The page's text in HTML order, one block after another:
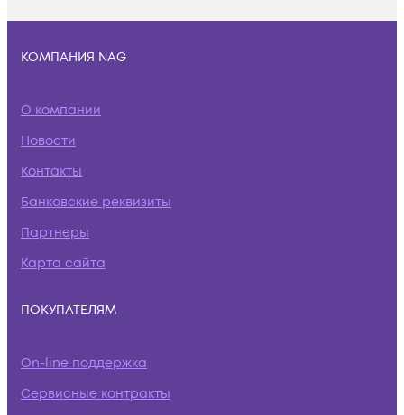
КОМПАНИЯ NAG
О компании
Новости
Контакты
Банковские реквизиты
Партнеры
Карта сайта
ПОКУПАТЕЛЯМ
On-line поддержка
Сервисные контракты